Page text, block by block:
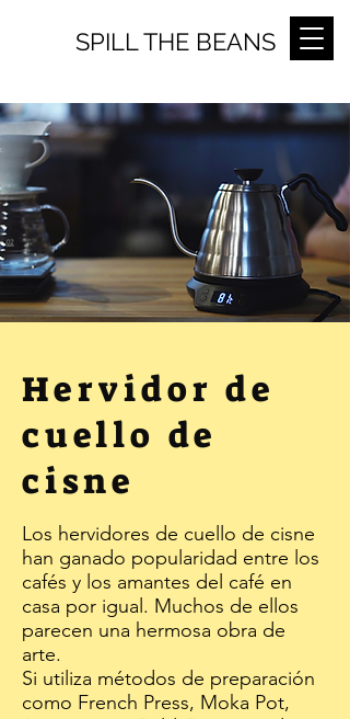
SPILL THE BEANS
Hervidor de
cuello de
cisne
Los hervidores de cuello de cisne
han ganado popularidad entre los
cafés y los amantes del café en
casa por igual. Muchos de ellos
parecen una hermosa obra de
arte.
Si utiliza métodos de preparación
como French Press, Moka Pot,